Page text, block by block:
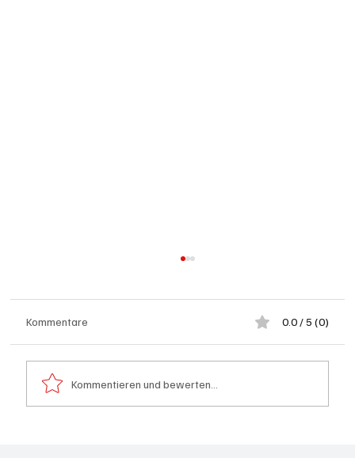
Kommentare 0.0 / 5 (0)
Kommentieren und bewerten...